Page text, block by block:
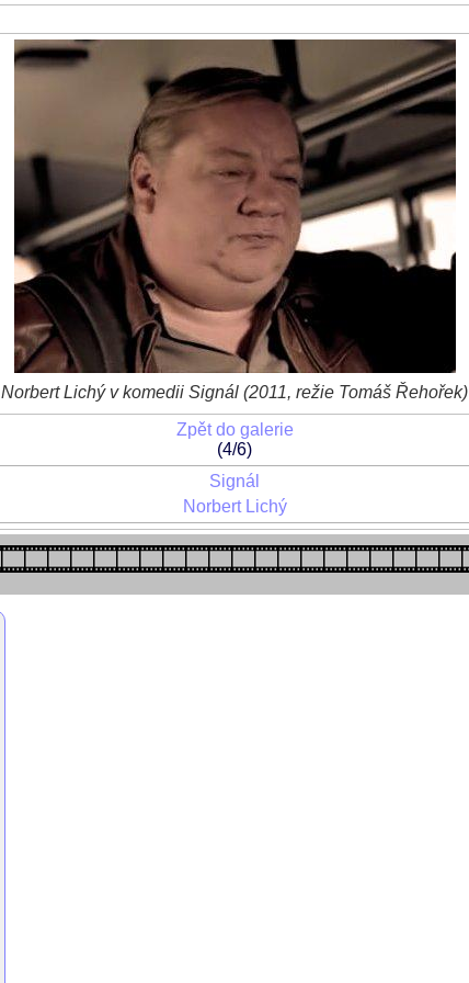
Norbert Lichý v komedii Signál (2011, režie Tomáš Řehořek)
Zpět do galerie
(4/6)
Signál
Norbert Lichý